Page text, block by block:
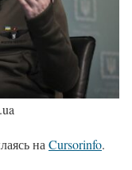
на Cursorinfo.